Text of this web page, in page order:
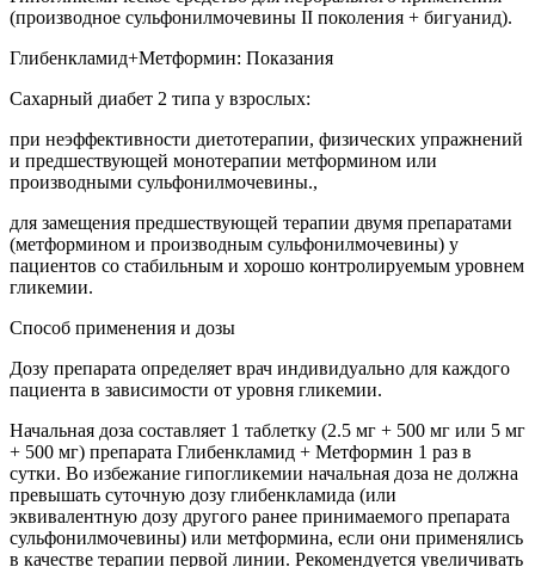
(производное сульфонилмочевины II поколения + бигуанид).
Глибенкламид+Метформин: Показания
Сахарный диабет 2 типа у взрослых:
при неэффективности диетотерапии, физических упражнений
и предшествующей монотерапии метформином или
производными сульфонилмочевины.,
для замещения предшествующей терапии двумя препаратами
(метформином и производным сульфонилмочевины) у
пациентов со стабильным и хорошо контролируемым уровнем
гликемии.
Способ применения и дозы
Дозу препарата определяет врач индивидуально для каждого
пациента в зависимости от уровня гликемии.
Начальная доза составляет 1 таблетку (2.5 мг + 500 мг или 5 мг
+ 500 мг) препарата Глибенкламид + Метформин 1 раз в
сутки. Во избежание гипогликемии начальная доза не должна
превышать суточную дозу глибенкламида (или
эквивалентную дозу другого ранее принимаемого препарата
сульфонилмочевины) или метформина, если они применялись
в качестве терапии первой линии. Рекомендуется увеличивать